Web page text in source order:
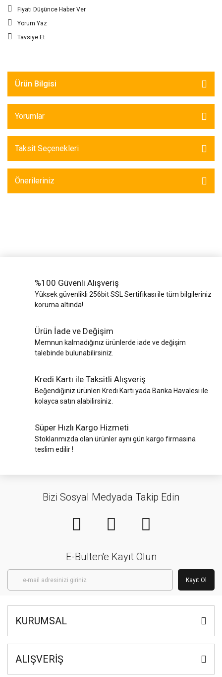
Fiyatı Düşünce Haber Ver
Yorum Yaz
Tavsiye Et
Ürün Bilgisi
Yorumlar
Taksit Seçenekleri
Önerileriniz
%100 Güvenli Alışveriş
Yüksek güvenlikli 256bit SSL Sertifikası ile tüm bilgileriniz
koruma altında!
Ürün İade ve Değişim
Memnun kalmadığınız ürünlerde iade ve değişim
talebinde bulunabilirsiniz.
Kredi Kartı ile Taksitli Alışveriş
Beğendiğiniz ürünleri Kredi Kartı yada Banka Havalesi ile
kolayca satın alabilirsiniz.
Süper Hızlı Kargo Hizmeti
Stoklarımızda olan ürünler aynı gün kargo firmasına
teslim edilir !
Bizi Sosyal Medyada Takip Edin
E-Bülten'e Kayıt Olun
Kayıt Ol
KURUMSAL
ALIŞVERİŞ